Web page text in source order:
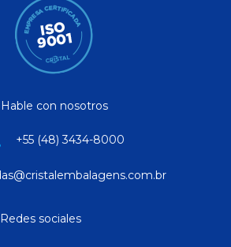
Hable con nosotros
+55 (48) 3434-8000
Redes sociales